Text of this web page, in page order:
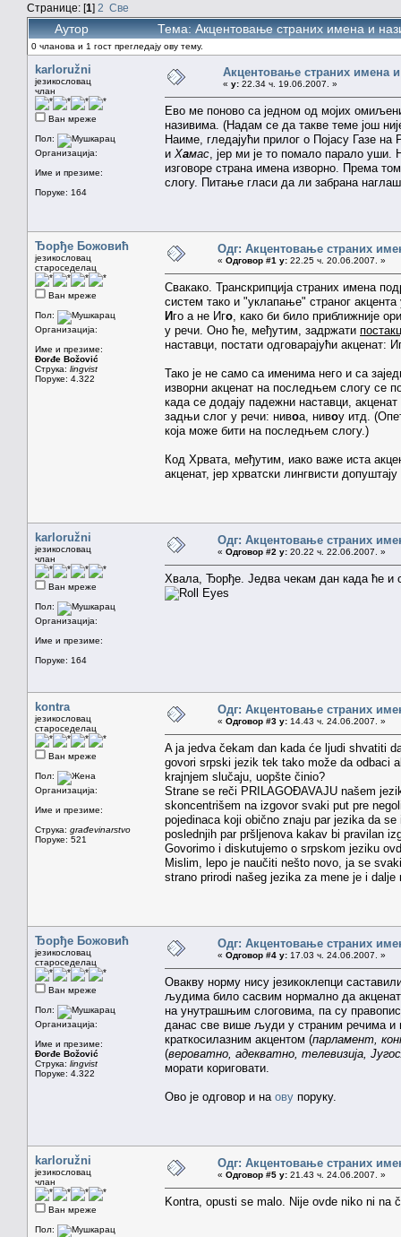
Странице: [1] 2 Све
Аутор Тема: Акцентовање страних имена и
0 чланова и 1 гост прегледају ову тему.
karloružni
језикословац
члан
Ван мреже
Пол:
Организација:
Име и презиме:
Поруке: 164
Акцентовање страних имена
« у: 22.34 ч. 19.06.2007. »
Ево ме поново са једном од мојих
називима. (Надам се да такве теме још
Наиме, гледајући прилог о Појасу Газе
и Хамас , јер ми је то помало парало
изговоре страна имена изворно. Према
слогу. Питање гласи да ли забрана
Ђорђе Божовић
језикословац
староседелац
Ван мреже
Пол:
Организација:
Име и презиме:
Đorđe Božović
Струка: lingvist
Поруке: 4.322
Одг: Акцентовање страних
« Одговор #1 у: 22.25 ч. 20.06.2007. »
Свакако. Транскрипција страних имена
систем тако и "уклапање" страног
Иго а не Иго , како би било приближније
у речи. Оно ће, међутим, задржати
наставци, постати одговарајући акценат:
Тако је не само са именима него и са
изворни акценат на последњем слогу се
када се додају падежни наставци,
задњи слог у речи: нивоа, нивоу итд.
која може бити на последњем слогу.)
Код Хрвата, међутим, иако важе иста
акценат, јер хрватски лингвисти
karloružni
језикословац
члан
Ван мреже
Пол:
Организација:
Име и презиме:
Поруке: 164
Одг: Акцентовање страних
« Одговор #2 у: 20.22 ч. 22.06.2007. »
Хвала, Ђорђе. Једва чекам дан када ће и
kontra
језикословац
староседелац
Ван мреже
Пол:
Организација:
Име и презиме:
Струка: građevinarstvo
Поруке: 521
Одг: Акцентовање страних
« Одговор #3 у: 14.43 ч. 24.06.2007. »
A ja jedva čekam dan kada će ljudi shvatiti
govori srpski jezik tek tako može da odbaci
krajnjem slučaju, uopšte činio?
Strane se reči PRILAGOĐAVAJU našem
skoncentrišem na izgovor svaki put pre
pojedinaca koji obično znaju par jezika da
poslednjih par pršljenova kakav bi pravilan
Govorimo i diskutujemo o srpskom jeziku
Mislim, lepo je naučiti nešto novo, ja se
strano prirodi našeg jezika za mene je i dalje
Ђорђе Божовић
језикословац
староседелац
Ван мреже
Пол:
Организација:
Име и презиме:
Đorđe Božović
Струка: lingvist
Поруке: 4.322
Одг: Акцентовање страних
« Одговор #4 у: 17.03 ч. 24.06.2007. »
Овакву норму нису језикоклепци
људима било сасвим нормално да
на унутрашњим слоговима, па су
данас све више људи у страним речима и
краткосилазним акцентом (парламент,
(вероватно, адекватно, телевизија,
морати кориговати.
Ово је одговор и на ову поруку.
karloružni
језикословац
члан
Ван мреже
Пол:
Одг: Акцентовање страних
« Одговор #5 у: 21.43 ч. 24.06.2007. »
Kontra, opusti se malo. Nije ovde niko ni na